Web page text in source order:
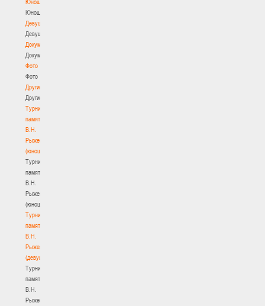
Юноши
Юноши
Девушки
Девушки
Документы
Документы
Фото
Фото
Другие
Другие
Турнир
памяти
В.Н.
Рыженкова
(юноши)
Турнир
памяти
В.Н.
Рыженкова
(юноши)
Турнир
памяти
В.Н.
Рыженкова
(девушки)
Турнир
памяти
В.Н.
Рыженкова